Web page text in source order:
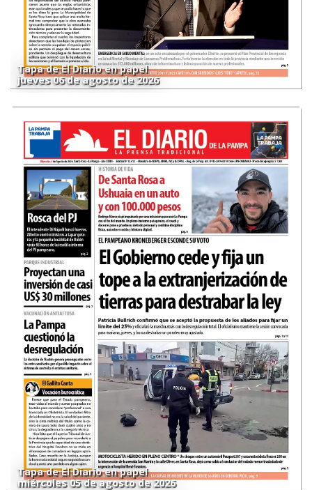
Tapa de El Diario en papel
jueves 06 de agosto de 2026
Tapa de El Diario en papel
miércoles 05 de agosto de 2026